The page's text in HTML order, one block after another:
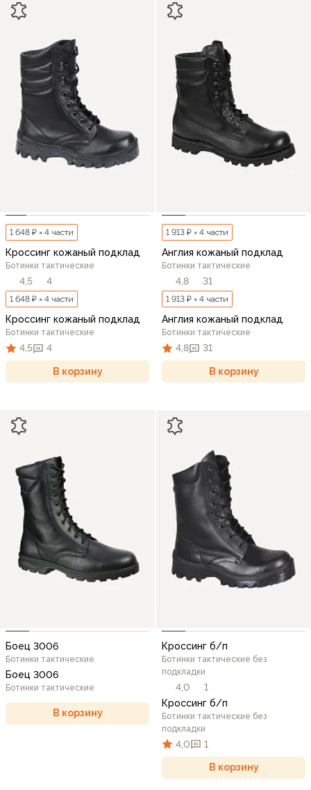
1 648 ₽ × 4 части
Кроссинг кожаный подклад
Ботинки тактические
4,5 4
1 648 ₽ × 4 части
Кроссинг кожаный подклад
Ботинки тактические
4,5 4
В корзину
1 913 ₽ × 4 части
Англия кожаный подклад
Ботинки тактические
4,8 31
1 913 ₽ × 4 части
Англия кожаный подклад
Ботинки тактические
4,8 31
В корзину
Боец 3006
Ботинки тактические
Боец 3006
Ботинки тактические
В корзину
Кроссинг б/п
Ботинки тактические без
подкладки
4,0
1
Кроссинг б/п
Ботинки тактические без
подкладки
4,0 1
В корзину